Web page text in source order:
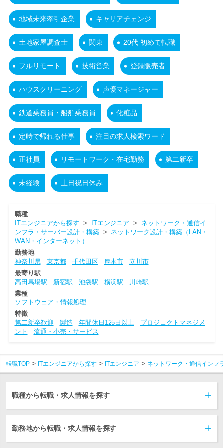
地域未来牽引企業 キャリアチェンジ
土地家屋調査士 関東 20代 初めて転職
フルリモート 技術営業 登録販売者
ハウスクリーニング 声優マネージャー
鉄道乗務員・船舶乗務員 化粧品
定時で帰れる仕事 注目の求人検索ワード
正社員 リモートワーク・在宅勤務 第二新卒
未経験 土日祝日休み
職種
ITエンジニアから探す > ITエンジニア > ネットワーク・通信イ
ンフラ・サーバー設計・構築> ネットワーク設計・構築（LAN・
WAN・インターネット）
勤務地
神奈川県
東京都 千代田区 厚木市
立川市
最寄り駅
高田馬場駅
新宿駅 池袋駅 横浜駅
川崎駅
業種
ソフトウェア・情報処理
特徴
第二新卒歓迎
製造 年間休日125日以上
プロジェクトマネジメ
ント
流通・小売・サービス
転職TOP ITエンジニアから探す ITエンジニア ネットワーク・通信インフ
職種から転職・求人情報を探す
勤務地から転職・求人情報を探す